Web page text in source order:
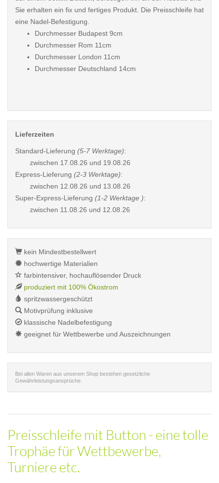
Sie erhalten ein fix und fertiges Produkt. Die Preisschleife hat
eine Nadel-Befestigung.
Durchmesser Budapest 9cm
Durchmesser Rom 11cm
Durchmesser London 11cm
Durchmesser Deutschland 14cm
Lieferzeiten
Standard-Lieferung (5-7 Werktage):
zwischen 17.08.26 und 19.08.26
Express-Lieferung (2-3 Werktage):
zwischen 12.08.26 und 13.08.26
Super-Express-Lieferung (1-2 Werktage ):
zwischen 11.08.26 und 12.08.26
kein Mindestbestellwert
hochwertige Materialien
farbintensiver, hochauflösender Druck
produziert mit 100% Ökostrom
spritzwassergeschützt
Motivprüfung inklusive
klassische Nadelbefestigung
geeignet für Wettbewerbe und Auszeichnungen
Bei allen Waren aus unserem Shop bestehen gesetzliche
Gewährleistungsansprüche.
Preisschleife mit Button - eine tolle
Trophäe für Wettbewerbe,
Turniere etc.